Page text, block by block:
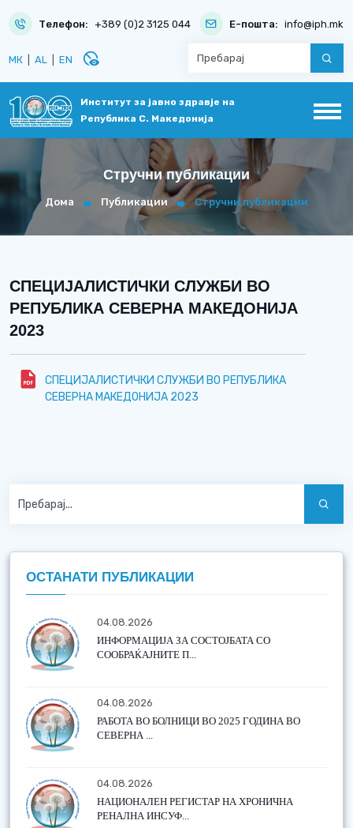
Телефон: +389 (0)2 3125 044 Е-пошта: info@iph.mk
МК AL EN disabled_visible
Институт за јавно здравје на
Република С. Македонија
Стручни публикации
Дома Публикации Стручни публикации
СПЕЦИJАЛИСТИЧКИ СЛУЖБИ ВО
РЕПУБЛИКА СЕВЕРНА МАКЕДОНИJА
2023
СПЕЦИJАЛИСТИЧКИ СЛУЖБИ ВО РЕПУБЛИКА
СЕВЕРНА МАКЕДОНИJА 2023
ОСТАНАТИ ПУБЛИКАЦИИ
04.08.2026
ИНФОРМАЦИЈА ЗА СОСТОЈБАТА СО
СООБРАЌАЈНИТЕ П...
04.08.2026
РАБОТА ВО БОЛНИЦИ ВО 2025 ГОДИНА ВО
СЕВЕРНА ...
04.08.2026
НАЦИОНАЛЕН РЕГИСТАР НА ХРОНИЧНА
РЕНАЛНА ИНСУФ...